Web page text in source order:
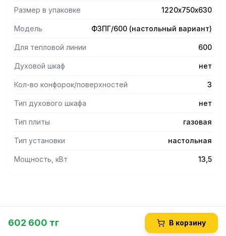
- Плита имеет 3профессиональныегорелки класса Heavy
Duty и газ-контроль всех горелок плиты.
Размер в упаковке 1220х750х630
Модель Ф3ПГ/600 (настольный вариант)
Для тепловой линии 600
Духовой шкаф нет
Кол-во конфорок/поверхностей 3
Тип духового шкафа нет
Тип плиты газовая
Тип установки настольная
Мощность, кВт 13,5
602 600 тг В корзину